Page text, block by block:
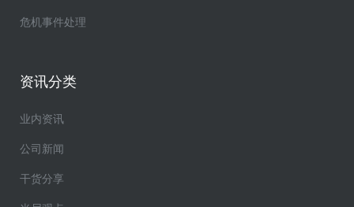
危机事件处理
资讯分类
业内资讯
公司新闻
干货分享